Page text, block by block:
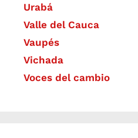
Urabá
Valle del Cauca
Vaupés
Vichada
Voces del cambio